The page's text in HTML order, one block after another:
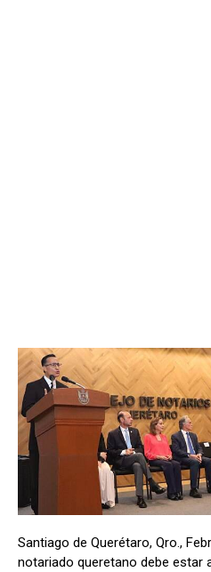
Santiago de Querétaro, Qro.,
notariado queretano debe estar